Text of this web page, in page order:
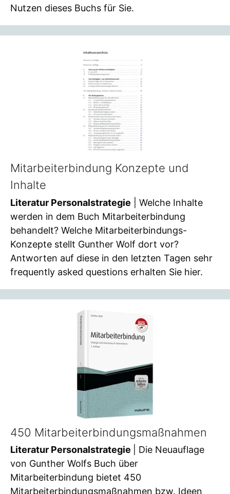
Nutzen dieses Buchs für Sie.
Mitarbeiterbindung Konzepte und
Inhalte
Literatur Personalstrategie | Welche Inhalte
werden in dem Buch Mitarbeiterbindung
behandelt? Welche Mitarbeiterbindungs-
Konzepte stellt Gunther Wolf dort vor?
Antworten auf diese in den letzten Tagen sehr
frequently asked questions erhalten Sie hier.
450 Mitarbeiterbindungsmaßnahmen
Literatur Personalstrategie
| Die Neuauflage
von Gunther Wolfs Buch über
Mitarbeiterbindung bietet 450
Mitarbeiterbindungsmaßnahmen bzw. Ideen